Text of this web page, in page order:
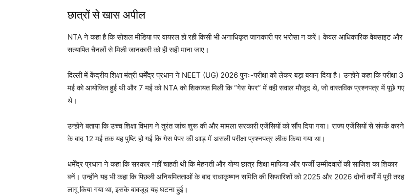
छात्रों से खास अपील
NTA ने कहा है कि सोशल मीडिया पर वायरल हो रही किसी भी अनाधिकृत जानकारी पर भरोसा न करें। केवल आधिकारिक वेबसाइट और
सत्यापित चैनलों से मिली जानकारी को ही सही माना जाए।
दिल्ली में केंद्रीय शिक्षा मंत्री धर्मेंद्र प्रधान ने NEET (UG) 2026 पुनः-परीक्षा को लेकर बड़ा बयान दिया है। उन्होंने कहा कि परीक्षा 3
मई को आयोजित हुई थी और 7 मई को NTA को शिकायत मिली कि “गेस पेपर” में वही सवाल मौजूद थे, जो वास्तविक प्रश्नपत्र में पूछे गए
थे।
उन्होंने बताया कि उच्च शिक्षा विभाग ने तुरंत जांच शुरू की और मामला सरकारी एजेंसियों को सौंप दिया गया। राज्य एजेंसियों से संपर्क करने
के बाद 12 मई तक यह पुष्टि हो गई कि गेस पेपर की आड़ में असली परीक्षा प्रश्नपत्र लीक किया गया था।
धर्मेंद्र प्रधान ने कहा कि सरकार नहीं चाहती थी कि मेहनती और योग्य छात्र शिक्षा माफिया और फर्जी उम्मीदवारों की साजिश का शिकार
बनें। उन्होंने यह भी कहा कि पिछली अनियमितताओं के बाद राधाकृष्णन समिति की सिफारिशों को 2025 और 2026 दोनों वर्षों में पूरी तरह
लागू किया गया था, इसके बावजूद यह घटना हुई।